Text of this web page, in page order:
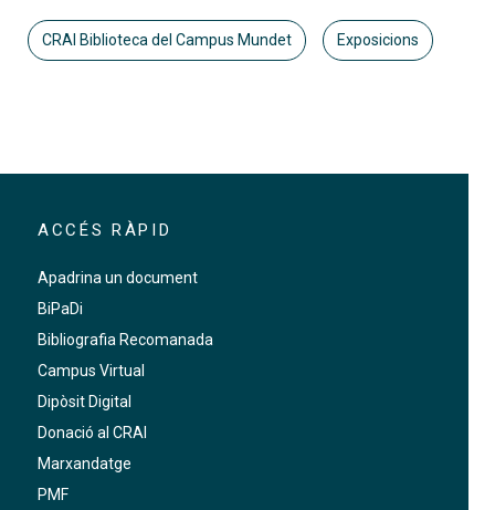
CRAI Biblioteca del Campus Mundet Exposicions
ACCÉS RÀPID
Apadrina un document
BiPaDi
Bibliografia Recomanada
Campus Virtual
Dipòsit Digital
Donació al CRAI
Marxandatge
PMF